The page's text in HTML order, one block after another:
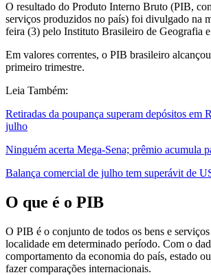
O resultado do Produto Interno Bruto (PIB,
serviços produzidos no país) foi divulgado na
feira (3) pelo Instituto Brasileiro de Geografia
Em valores correntes, o PIB brasileiro
primeiro trimestre.
Leia Também:
Retiradas da poupança superam depósitos em
julho
Ninguém acerta Mega-Sena; prêmio acumula
Balança comercial de julho tem superávit de
O que é o PIB
O PIB é o conjunto de todos os bens e
localidade em determinado período. Com o
comportamento da economia do país, estado
fazer comparações internacionais.